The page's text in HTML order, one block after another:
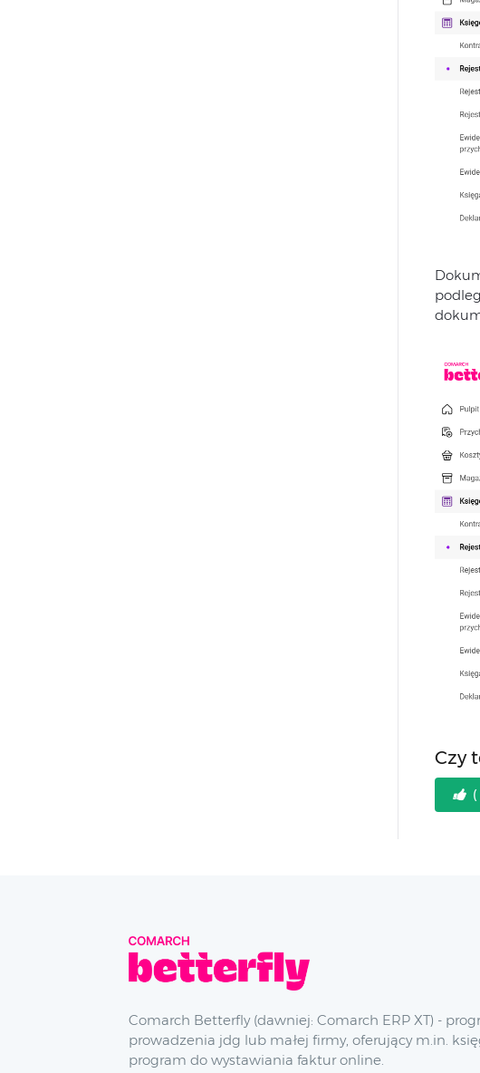
Czy
Comarch Betterfly (dawniej: Comarch ERP XT) -
prowadzenia jdg lub małej firmy, oferujący m.in.
program do wystawiania faktur online.